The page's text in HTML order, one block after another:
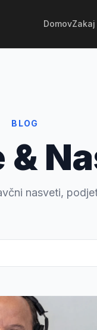
Domov
BLOG
&
nasveti,